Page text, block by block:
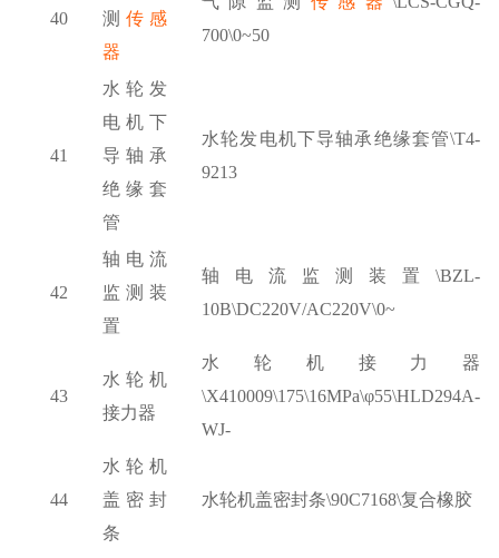
40
测传感
器
700\0~50
41
水轮发
电机下
导轴承
绝缘套
管
水轮发电机下导轴承绝缘套管\T4-
9213
42
轴电流
监测装
置
轴电流监测装置\BZL-
10B\DC220V/AC220V\0~
43
水轮机
接力器
水轮机接力器
\X410009\175\16MPa\φ55\HLD294A-
WJ-
44
水轮机
盖密封
条
水轮机盖密封条\90C7168\复合橡胶